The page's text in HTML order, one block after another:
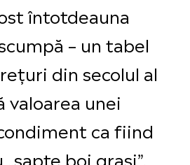
întotdeauna
– un tabel
din secolul al
valoarea unei
ca fiind
boi grași”.